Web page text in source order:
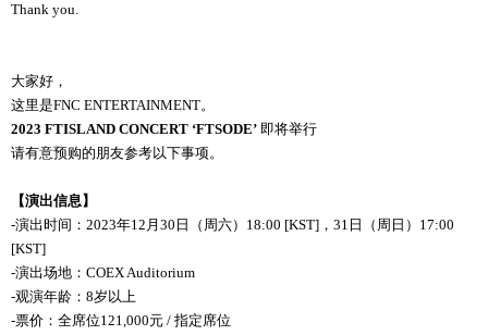
Thank you.
大家好，
这里是FNC ENTERTAINMENT。
2023 FTISLAND CONCERT ‘FTSODE’ 即将举行
请有意预购的朋友参考以下事项。
【演出信息】
-演出 时间 ： 2023年12月30日（周六）18:00 [KST]，31日（周日）17:00
[KST]
-演出场地： COEX Auditorium
-观演年龄 ： 8岁 以上
-票价：全席位121,000元 / 指定席位